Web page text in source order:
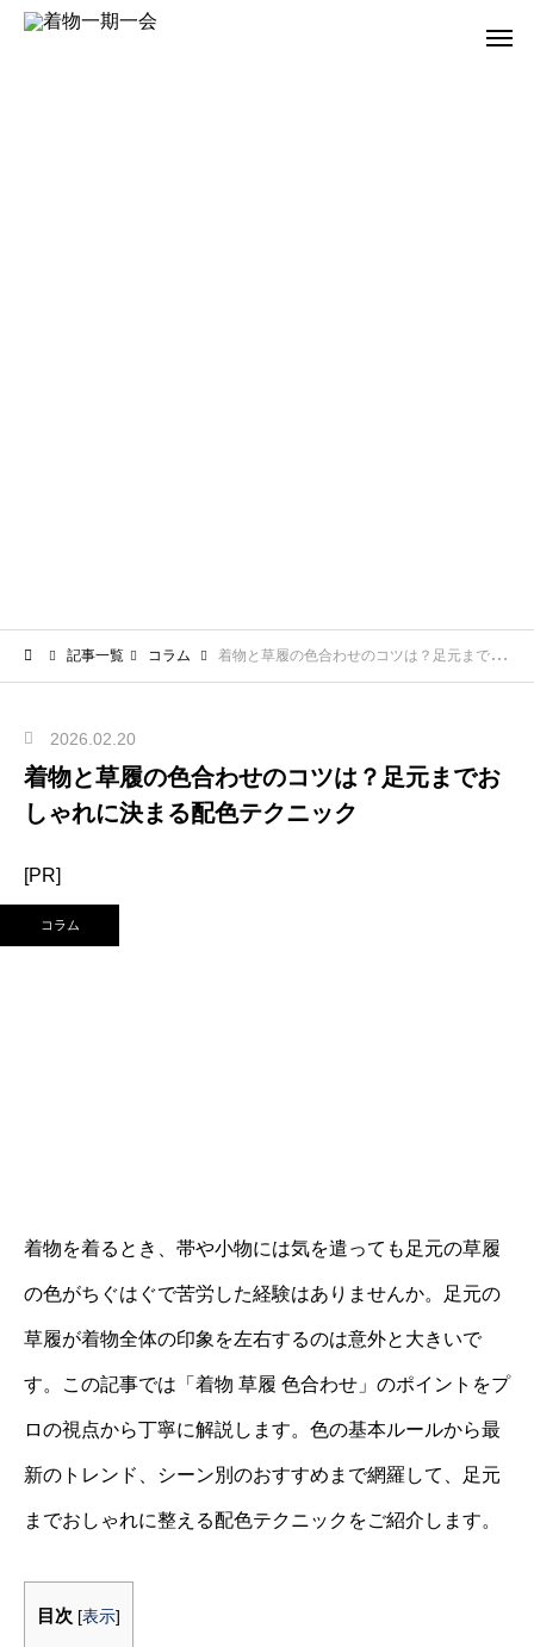
記事一覧 コラム 着物と草履の色合わせのコツは？足元までおしゃれに決まる配色テクニック
2026.02.20
着物と草履の色合わせのコツは？足元までお
しゃれに決まる配色テクニック
[PR]
コラム
着物を着るとき、帯や小物には気を遣っても足元の草履
の色がちぐはぐで苦労した経験はありませんか。足元の
草履が着物全体の印象を左右するのは意外と大きいで
す。この記事では「着物 草履 色合わせ」のポイントをプ
ロの視点から丁寧に解説します。色の基本ルールから最
新のトレンド、シーン別のおすすめまで網羅して、足元
までおしゃれに整える配色テクニックをご紹介します。
目次 [表示]